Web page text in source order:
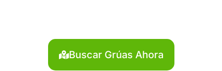
Buscar Grúas Ahora